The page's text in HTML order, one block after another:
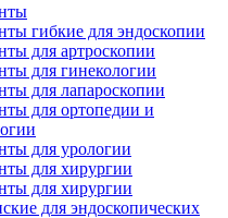
гибкие для эндоскопии
для артроскопии
для гинекологии
для лапароскопии
для ортопедии и
для урологии
для хирургии
для хирургии
для эндоскопических